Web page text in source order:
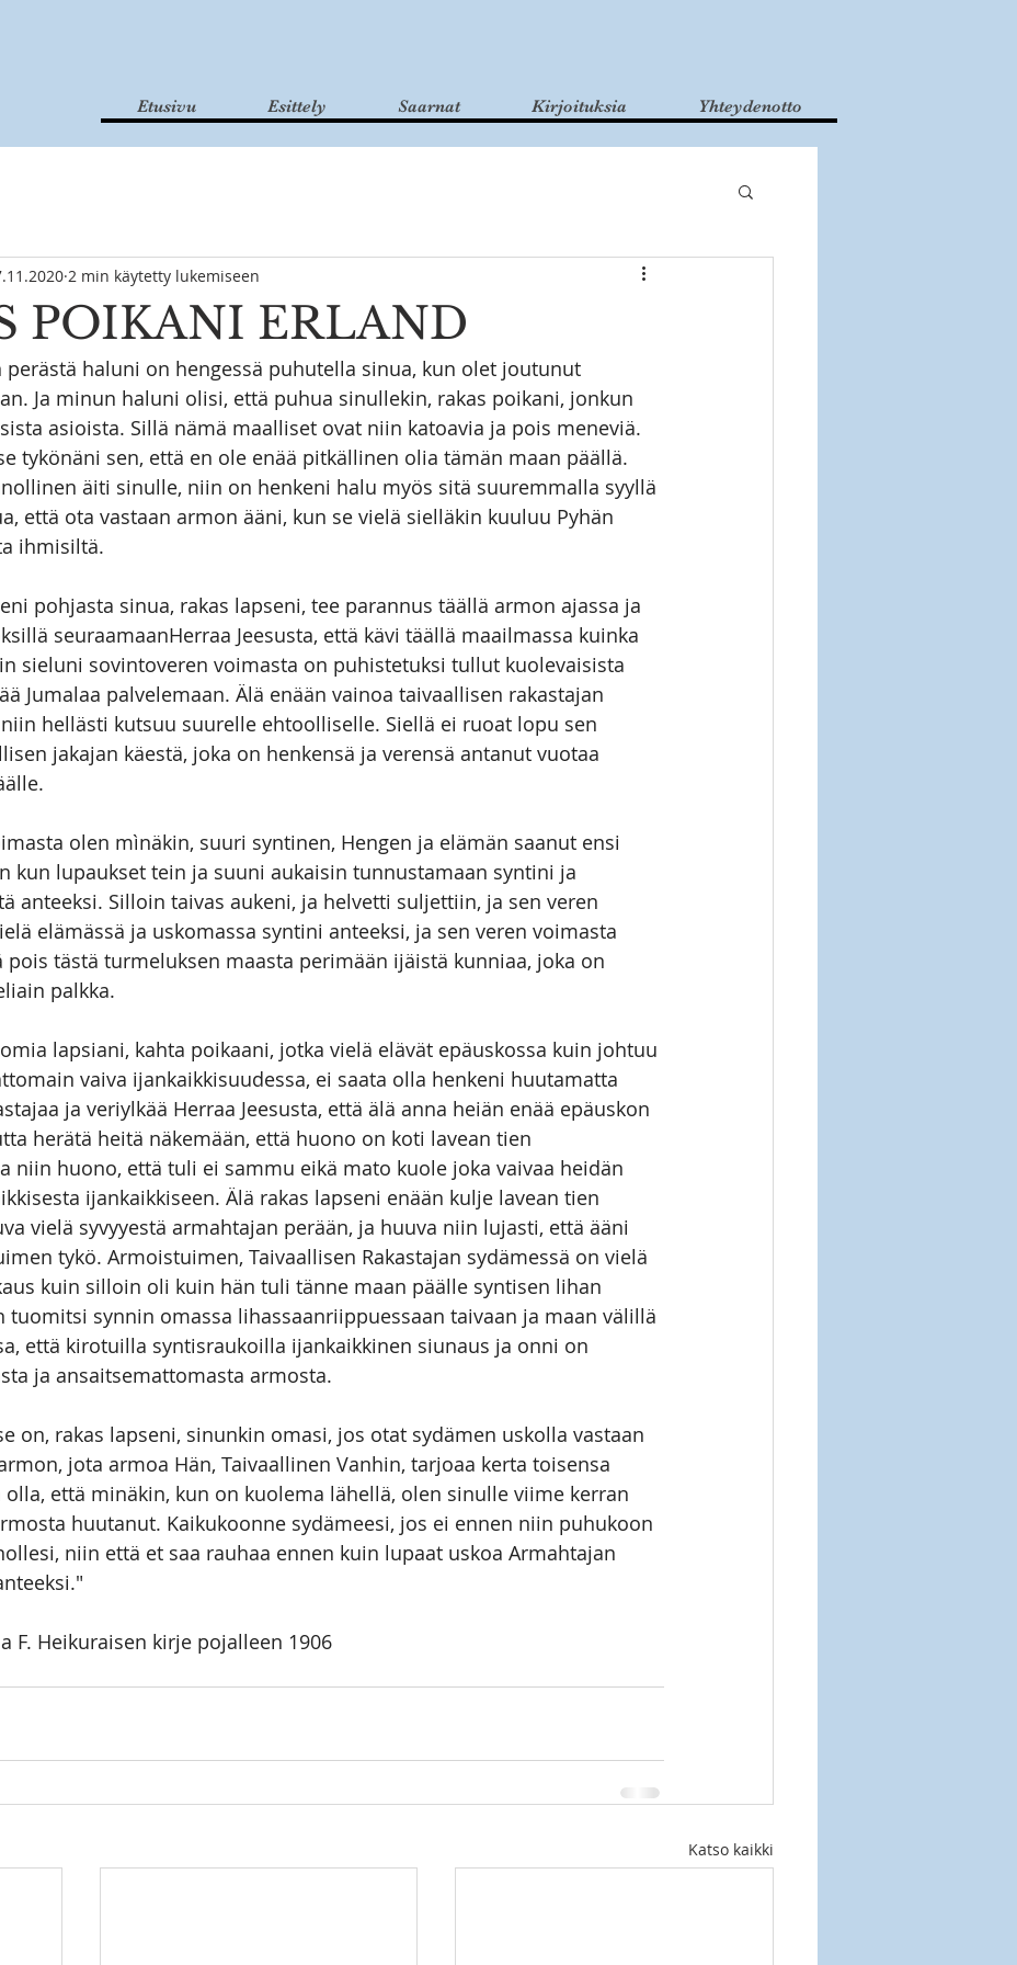
Etusivu Esittely Saarnat Kirjoituksia Yhteydenotto
POIKANI ERLAND
2 min käytetty lukemiseen
perästä haluni on hengessä puhutella sinua, kun olet joutunut
Ja minun haluni olisi, että puhua sinullekin, rakas poikani, jonkun
asioista. Sillä nämä maalliset ovat niin katoavia ja pois meneviä.
tykönäni sen, että en ole enää pitkällinen olia tämän maan päällä.
äiti sinulle, niin on henkeni halu myös sitä suuremmalla syyllä
että ota vastaan armon ääni, kun se vielä sielläkin kuuluu Pyhän
ihmisiltä.
pohjasta sinua, rakas lapseni, tee parannus täällä armon ajassa ja
seuraamaanHerraa Jeesusta, että kävi täällä maailmassa kuinka
sieluni sovintoveren voimasta on puhistetuksi tullut kuolevaisista
Jumalaa palvelemaan. Älä enään vainoa taivaallisen rakastajan
hellästi kutsuu suurelle ehtoolliselle. Siellä ei ruoat lopu sen
jakajan käestä, joka on henkensä ja verensä antanut vuotaa
olen mìnäkin, suuri syntinen, Hengen ja elämän saanut ensi
kun lupaukset tein ja suuni aukaisin tunnustamaan syntini ja
anteeksi. Silloin taivas aukeni, ja helvetti suljettiin, ja sen veren
elämässä ja uskomassa syntini anteeksi, ja sen veren voimasta
pois tästä turmeluksen maasta perimään ijäistä kunniaa, joka on
palkka.
lapsiani, kahta poikaani, jotka vielä elävät epäuskossa kuin johtuu
vaiva ijankaikkisuudessa, ei saata olla henkeni huutamatta
ja veriylkää Herraa Jeesusta, että älä anna heiän enää epäuskon
herätä heitä näkemään, että huono on koti lavean tien
niin huono, että tuli ei sammu eikä mato kuole joka vaivaa heidän
ijankaikkiseen. Älä rakas lapseni enään kulje lavean tien
vielä syvyyestä armahtajan perään, ja huuva niin lujasti, että ääni
tykö. Armoistuimen, Taivaallisen Rakastajan sydämessä on vielä
kuin silloin oli kuin hän tuli tänne maan päälle syntisen lihan
tuomitsi synnin omassa lihassaanriippuessaan taivaan ja maan välillä
että kirotuilla syntisraukoilla ijankaikkinen siunaus ja onni on
ja ansaitsemattomasta armosta.
on, rakas lapseni, sinunkin omasi, jos otat sydämen uskolla vastaan
jota armoa Hän, Taivaallinen Vanhin, tarjoaa kerta toisensa
olla, että minäkin, kun on kuolema lähellä, olen sinulle viime kerran
huutanut. Kaikukoonne sydämeesi, jos ei ennen niin puhukoon
niin että et saa rauhaa ennen kuin lupaat uskoa Armahtajan
F. Heikuraisen kirje pojalleen 1906
Katso kaikki